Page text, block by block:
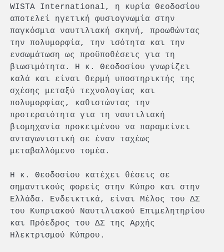
WISTA International, η κυρία Θεοδοσίου
αποτελεί ηγετική φυσιογνωμία στην
παγκόσμια ναυτιλιακή σκηνή, προωθώντας
την πολυμορφία, την ισότητα και την
ενσωμάτωση ως προϋποθέσεις για τη
βιωσιμότητα. Η κ. Θεοδοσίου γνωρίζει
καλά και είναι θερμή υποστηρικτής της
σχέσης μεταξύ τεχνολογίας και
πολυμορφίας, καθιστώντας την
προτεραιότητα για τη ναυτιλιακή
βιομηχανία προκειμένου να παραμείνει
ανταγωνιστική σε έναν ταχέως
μεταβαλλόμενο τομέα.
Η κ. Θεοδοσίου κατέχει θέσεις σε
σημαντικούς φορείς στην Κύπρο και στην
Ελλάδα. Ενδεικτικά, είναι Μέλος του ΔΣ
του Κυπριακού Ναυτιλιακού Επιμελητηρίου
και Πρόεδρος του ΔΣ της Αρχής
Ηλεκτρισμού Κύπρου.